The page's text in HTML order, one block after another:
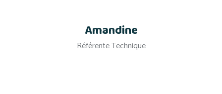
Amandine
Référente Technique